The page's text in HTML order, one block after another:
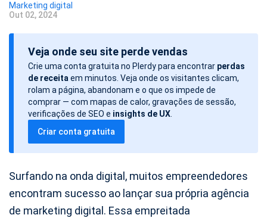
Marketing digital
D
a
t
g
o
Out 02, 2024
Veja onde seu site perde vendas
Crie uma conta gratuita no Plerdy para encontrar perdas
de receita em minutos. Veja onde os visitantes clicam,
rolam a página, abandonam e o que os impede de
comprar — com mapas de calor, gravações de sessão,
verificações de SEO e insights de UX
Criar conta gratuita
Surfando na onda digital, muitos empreendedores
encontram sucesso ao lançar sua própria agência
de marketing digital. Essa empreitada